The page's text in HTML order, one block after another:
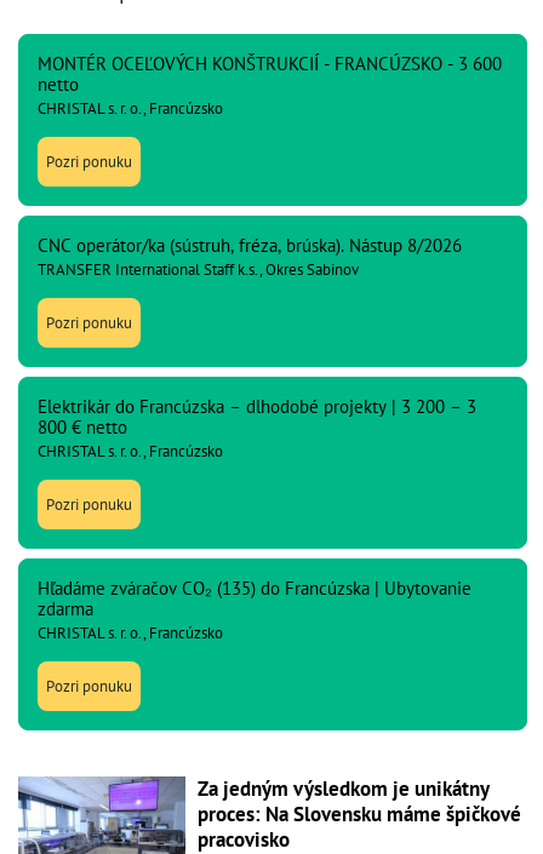
MONTÉR OCEĽOVÝCH KONŠTRUKCIÍ - FRANCÚZSKO - 3 600
netto
CHRISTAL s. r. o., Francúzsko
Pozri ponuku
CNC operátor/ka (sústruh, fréza, brúska). Nástup 8/2026
TRANSFER International Staff k.s., Okres Sabinov
Pozri ponuku
Elektrikár do Francúzska – dlhodobé projekty | 3 200 – 3
800 € netto
CHRISTAL s. r. o., Francúzsko
Pozri ponuku
Hľadáme zváračov CO₂ (135) do Francúzska | Ubytovanie
zdarma
CHRISTAL s. r. o., Francúzsko
Pozri ponuku
Za jedným výsledkom je unikátny
proces: Na Slovensku máme špičkové
pracovisko